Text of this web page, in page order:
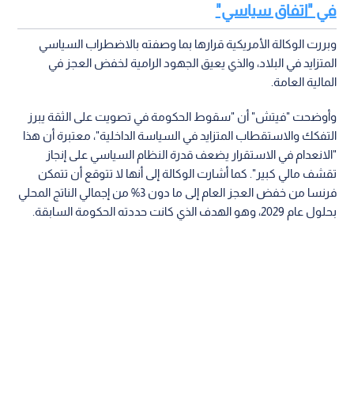
في "اتفاق سياسي"
وبررت الوكالة الأمريكية قرارها بما وصفته بالاضطراب السياسي
المتزايد في البلاد، والذي يعيق الجهود الرامية لخفض العجز في
المالية العامة.
وأوضحت "فيتش" أن "سقوط الحكومة في تصويت على الثقة يبرز
التفكك والاستقطاب المتزايد في السياسة الداخلية"، معتبرة أن هذا
"الانعدام في الاستقرار يضعف قدرة النظام السياسي على إنجاز
تقشف مالي كبير". كما أشارت الوكالة إلى أنها لا تتوقع أن تتمكن
فرنسا من خفض العجز العام إلى ما دون 3% من إجمالي الناتج المحلي
بحلول عام 2029، وهو الهدف الذي كانت حددته الحكومة السابقة.